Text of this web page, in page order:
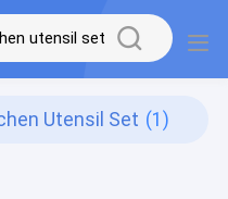
Utensil Set (1)